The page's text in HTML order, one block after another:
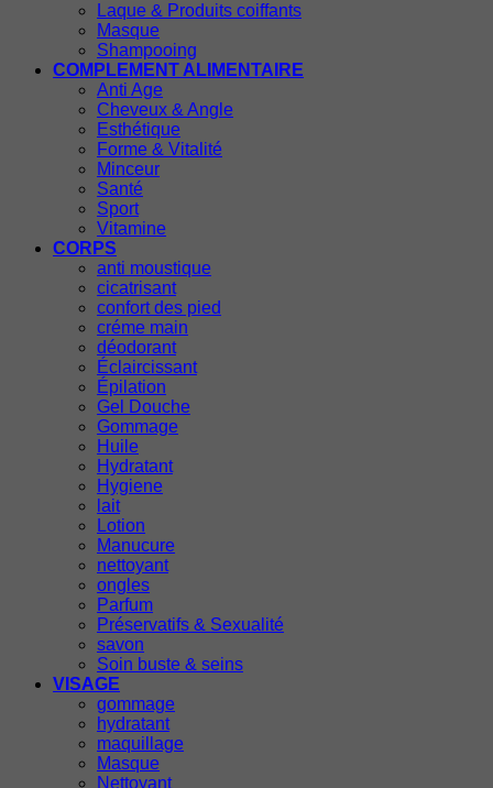
Laque & Produits coiffants
Masque
Shampooing
COMPLEMENT ALIMENTAIRE
Anti Age
Cheveux & Angle
Esthétique
Forme & Vitalité
Minceur
Santé
Sport
Vitamine
CORPS
anti moustique
cicatrisant
confort des pied
créme main
déodorant
Éclaircissant
Épilation
Gel Douche
Gommage
Huile
Hydratant
Hygiene
lait
Lotion
Manucure
nettoyant
ongles
Parfum
Préservatifs & Sexualité
savon
Soin buste & seins
VISAGE
gommage
hydratant
maquillage
Masque
Nettoyant